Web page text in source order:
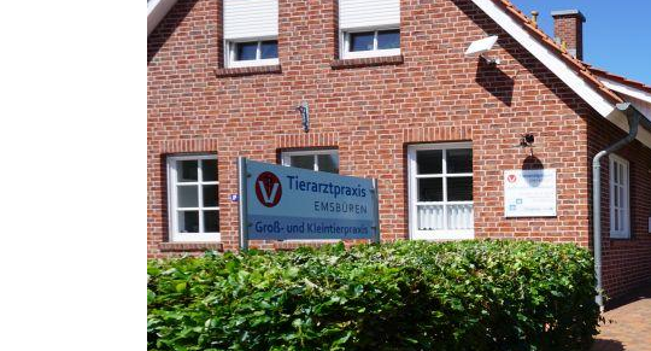
Ultraschall Elektrochirurgie Narkose
Bestandsbetreuung Rind
Pferde
Geflügel, Tauben, Hühner